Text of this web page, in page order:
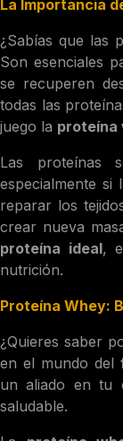
La Importancia
¿Sabías que las
Son esenciales
se recuperen
todas las
juego la proteína
Las proteínas
especialmente si
reparar los
crear nueva
proteína ideal,
nutrición.
Proteína Whey:
¿Quieres saber
en el mundo del
un aliado en tu
saludable.